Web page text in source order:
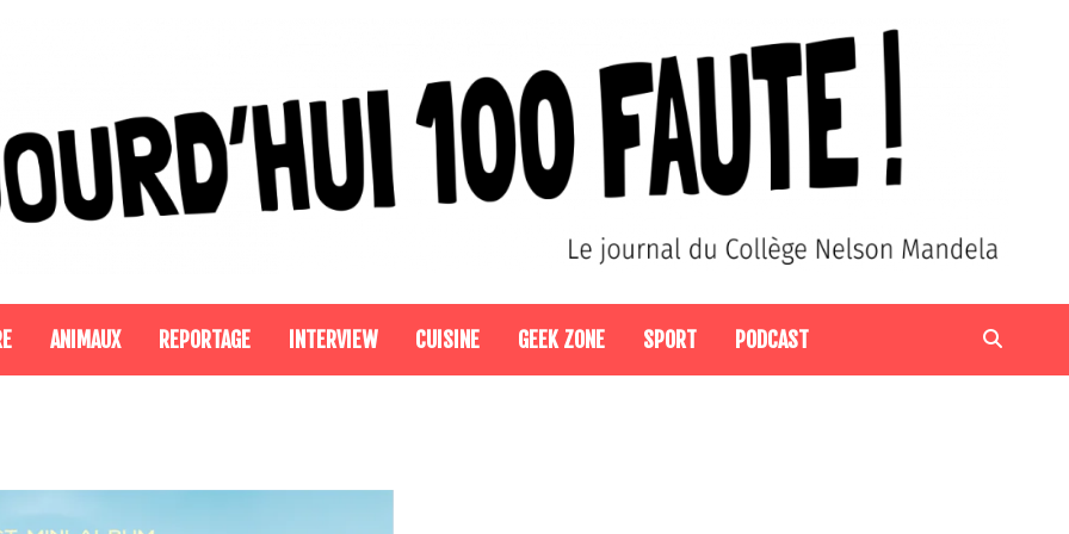
ANIMAUX REPORTAGE INTERVIEW CUISINE GEEK ZONE SPORT PODCAST